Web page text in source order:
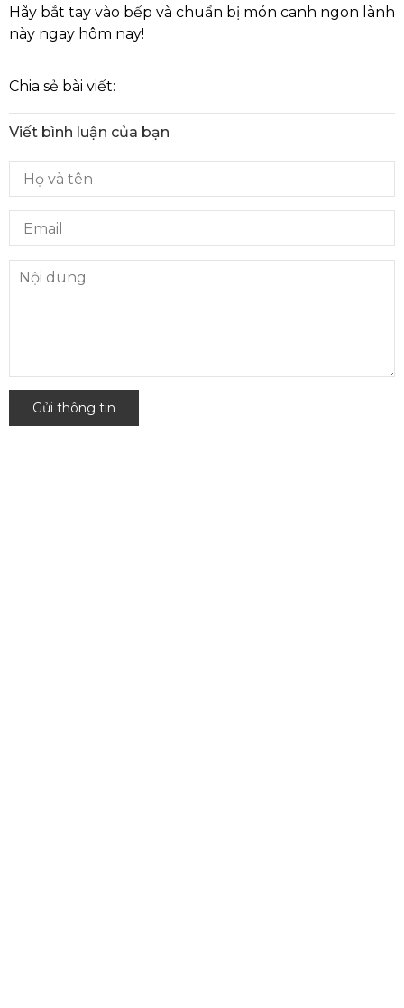
Hãy bắt tay vào bếp và chuẩn bị món canh ngon lành
này ngay hôm nay!
Chia sẻ bài viết:
Viết bình luận của bạn
Gửi thông tin